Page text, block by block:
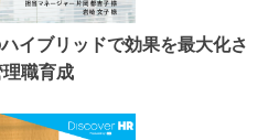
イブリッドで効果を最大化さ
職育成